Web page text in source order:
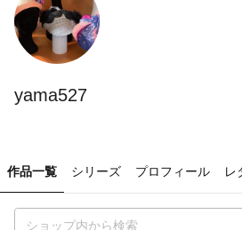
yama527
作品一覧 シリーズ プロフィール レ